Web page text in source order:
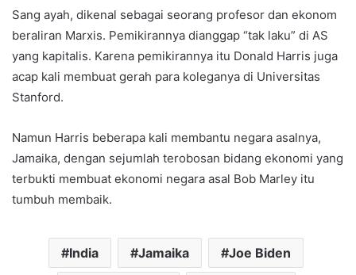
Sang ayah, dikenal sebagai seorang profesor dan ekonom
beraliran Marxis. Pemikirannya dianggap “tak laku” di AS
yang kapitalis. Karena pemikirannya itu Donald Harris juga
acap kali membuat gerah para koleganya di Universitas
Stanford.
Namun Harris beberapa kali membantu negara asalnya,
Jamaika, dengan sejumlah terobosan bidang ekonomi yang
terbukti membuat ekonomi negara asal Bob Marley itu
tumbuh membaik.
India Jamaika Joe Biden